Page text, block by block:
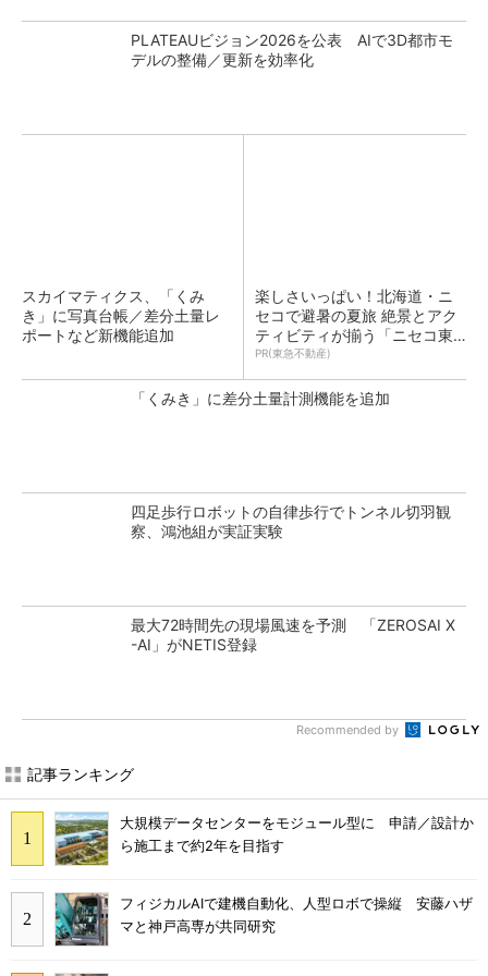
PLATEAUビジョン2026を公表 AIで3D都市モ
デルの整備／更新を効率化
スカイマティクス、「くみ
き」に写真台帳／差分土量レ
ポートなど新機能追加
楽しさいっぱい！北海道・ニ
セコで避暑の夏旅 絶景とアク
ティビティが揃う「ニセコ東
急 グラン・ヒラフ」～東急不
PR(東急不動産)
「くみき」に差分土量計測機能を追加
四足歩行ロボットの自律歩行でトンネル切羽観
察、鴻池組が実証実験
最大72時間先の現場風速を予測 「ZEROSAI X
-AI」がNETIS登録
Recommended by
記事ランキング
大規模データセンターをモジュール型に 申請／設計か
ら施工まで約2年を目指す
フィジカルAIで建機自動化、人型ロボで操縦 安藤ハザ
マと神戸高専が共同研究